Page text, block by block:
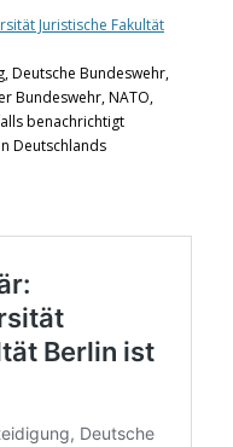
Juristische Fakultät
Deutsche Bundeswehr,
Bundeswehr, NATO,
benachrichtigt
Deutschlands